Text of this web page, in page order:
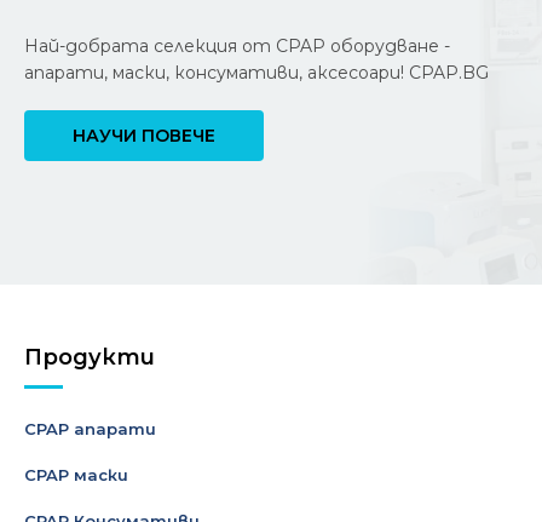
Най-добрата селекция от CPAP оборудване -
апарати, маски, консумативи, аксесоари! CPAP.BG
НАУЧИ ПОВЕЧЕ
Продукти
CPAP апарати
CPAP маски